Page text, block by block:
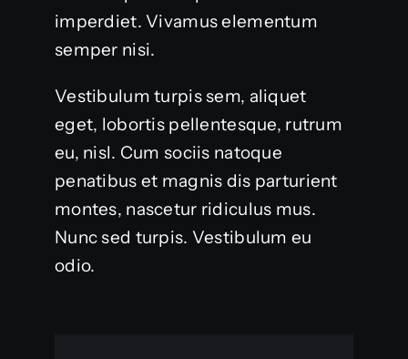
imperdiet. Vivamus elementum
semper nisi.
Vestibulum turpis sem, aliquet
eget, lobortis pellentesque, rutrum
eu, nisl. Cum sociis natoque
penatibus et magnis dis parturient
montes, nascetur ridiculus mus.
Nunc sed turpis. Vestibulum eu
odio.